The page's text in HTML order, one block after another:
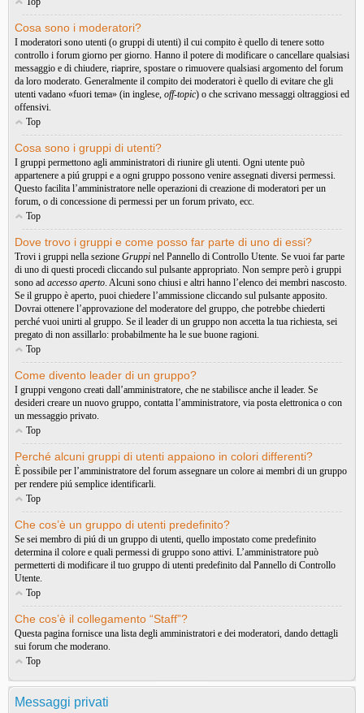
Cosa sono i moderatori?
I moderatori sono utenti (o gruppi di utenti) il cui compito è quello di tenere sotto
controllo i forum giorno per giorno. Hanno il potere di modificare o cancellare qualsiasi
messaggio e di chiudere, riaprire, spostare o rimuovere qualsiasi argomento del forum
da loro moderato. Generalmente il compito dei moderatori è quello di evitare che gli
utenti vadano «fuori tema» (in inglese, off-topic) o che scrivano messaggi oltraggiosi ed
offensivi.
Top
Cosa sono i gruppi di utenti?
I gruppi permettono agli amministratori di riunire gli utenti. Ogni utente può
appartenere a piú gruppi e a ogni gruppo possono venire assegnati diversi permessi.
Questo facilita l’amministratore nelle operazioni di creazione di moderatori per un
forum, o di concessione di permessi per un forum privato, ecc.
Top
Dove trovo i gruppi e come posso far parte di uno di essi?
Trovi i gruppi nella sezione Gruppi nel Pannello di Controllo Utente. Se vuoi far parte
di uno di questi procedi cliccando sul pulsante appropriato. Non sempre però i gruppi
sono ad accesso aperto. Alcuni sono chiusi e altri hanno l’elenco dei membri nascosto.
Se il gruppo è aperto, puoi chiedere l’ammissione cliccando sul pulsante apposito.
Dovrai ottenere l’approvazione del moderatore del gruppo, che potrebbe chiederti
perché vuoi unirti al gruppo. Se il leader di un gruppo non accetta la tua richiesta, sei
pregato di non assillarlo: probabilmente ha le sue buone ragioni.
Top
Come divento leader di un gruppo?
I gruppi vengono creati dall’amministratore, che ne stabilisce anche il leader. Se
desideri creare un nuovo gruppo, contatta l’amministratore, via posta elettronica o con
un messaggio privato.
Top
Perché alcuni gruppi di utenti appaiono in colori differenti?
È possibile per l’amministratore del forum assegnare un colore ai membri di un gruppo
per rendere piú semplice identificarli.
Top
Che cos’è un gruppo di utenti predefinito?
Se sei membro di piú di un gruppo di utenti, quello impostato come predefinito
determina il colore e quali permessi di gruppo sono attivi. L’amministratore può
permetterti di modificare il tuo gruppo di utenti predefinito dal Pannello di Controllo
Utente.
Top
Che cos’è il collegamento “Staff”?
Questa pagina fornisce una lista degli amministratori e dei moderatori, dando dettagli
sui forum che moderano.
Top
Messaggi privati